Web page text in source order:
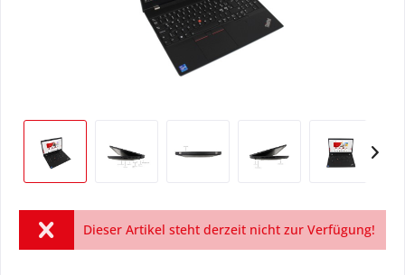
Dieser Artikel steht derzeit nicht zur Verfügung!